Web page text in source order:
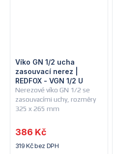
Nerezové víko GN 1/2 se
zasouvacími uchy, rozměry
325 x 265 mm
Víko GN 1/2 ucha
zasouvací nerez |
REDFOX - VGN 1/2 U
319 Kč bez DPH
386 Kč